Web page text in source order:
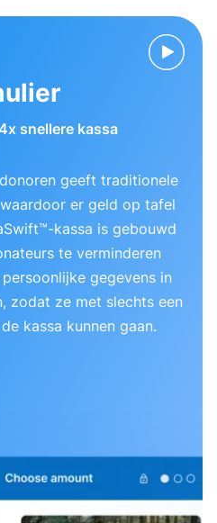
snellere kassa
geeft traditionele
er geld op tafel
kassa is gebouwd
te verminderen
gegevens in
zodat ze met slechts een
kassa kunnen gaan.